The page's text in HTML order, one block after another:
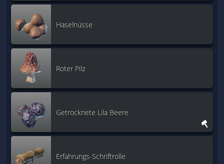
Haselnüsse
Roter Pilz
Getrocknete Lila Beere
Erfahrungs-Schriftrolle